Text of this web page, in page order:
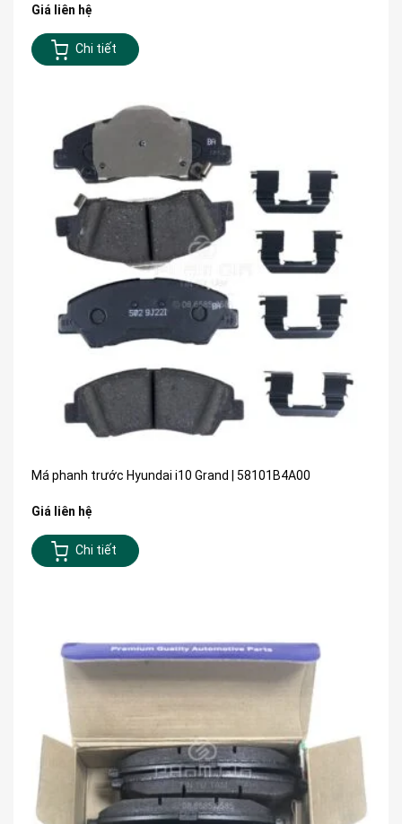
Giá liên hệ
Chi tiết
Má phanh trước Hyundai i10 Grand | 58101B4A00
Giá liên hệ
Chi tiết